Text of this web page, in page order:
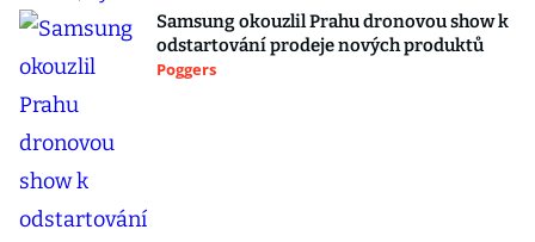
Samsung okouzlil Prahu dronovou show k
odstartování prodeje nových produktů
Poggers